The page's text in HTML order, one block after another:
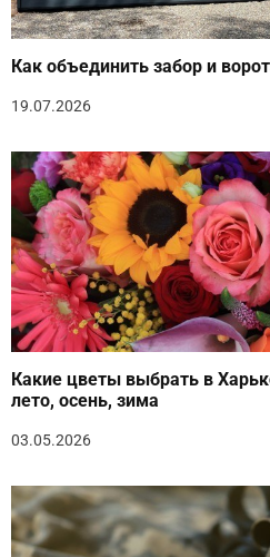
Как объединить забор и
19.07.2026
Какие цветы выбрать в
лето, осень, зима
03.05.2026